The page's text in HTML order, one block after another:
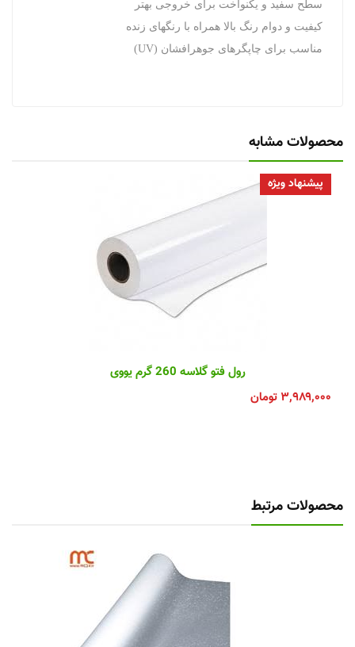
سطح سفید و یکنواخت برای خروجی بهتر
کیفیت و دوام رنگ بالا همراه با رنگهای زنده
مناسب برای چاپگرهای جوهرافشان (UV)
محصولات مشابه
پیشنهاد ویژه
رول فتو گلاسه 260 گرم یووی
۳,۹۸۹,۰۰۰تومان
محصولات مرتبط